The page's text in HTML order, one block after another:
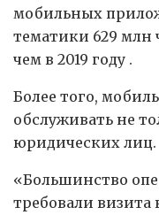
мобильных
тематики 629 млн
чем в 2019 году .
Более того,
обслуживать не
юридических лиц.
«Большинство
требовали